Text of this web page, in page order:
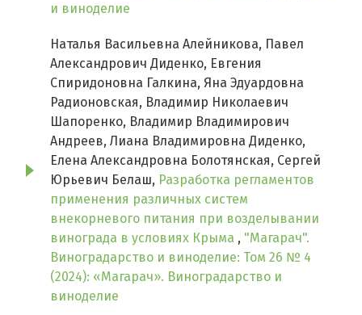
и виноделие
Наталья Васильевна Алейникова, Павел
Александрович Диденко, Евгения
Спиридоновна Галкина, Яна Эдуардовна
Радионовская, Владимир Николаевич
Шапоренко, Владимир Владимирович
Андреев, Лиана Владимировна Диденко,
Елена Александровна Болотянская, Сергей
Юрьевич Белаш, Разработка регламентов
применения различных систем
внекорневого питания при возделывании
винограда в условиях Крыма , "Магарач".
Виноградарство и виноделие: Том 26 № 4
(2024): «Магарач». Виноградарство и
виноделие